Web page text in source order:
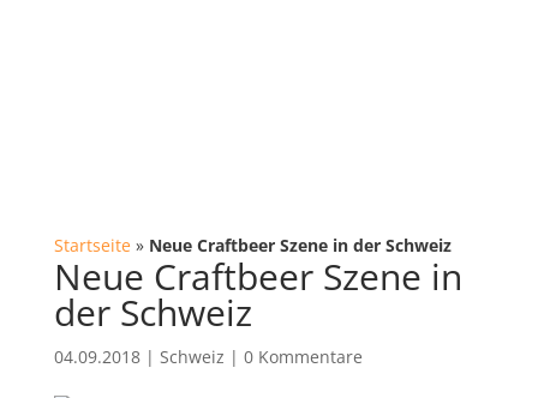
Startseite» Neue Craftbeer Szene in der Schweiz
Neue Craftbeer Szene in
der Schweiz
04.09.2018| Schweiz | 0 Kommentare